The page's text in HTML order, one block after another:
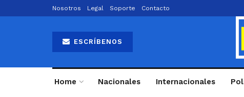
Nosotros Legal Soporte Contacto
ESCRÍBENOS
Home Nacionales Internacionales